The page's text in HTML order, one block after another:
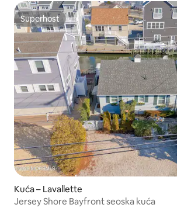
Superhost
Superhost
Kuća – Lavallette
Jersey Shore Bayfront seoska kuća